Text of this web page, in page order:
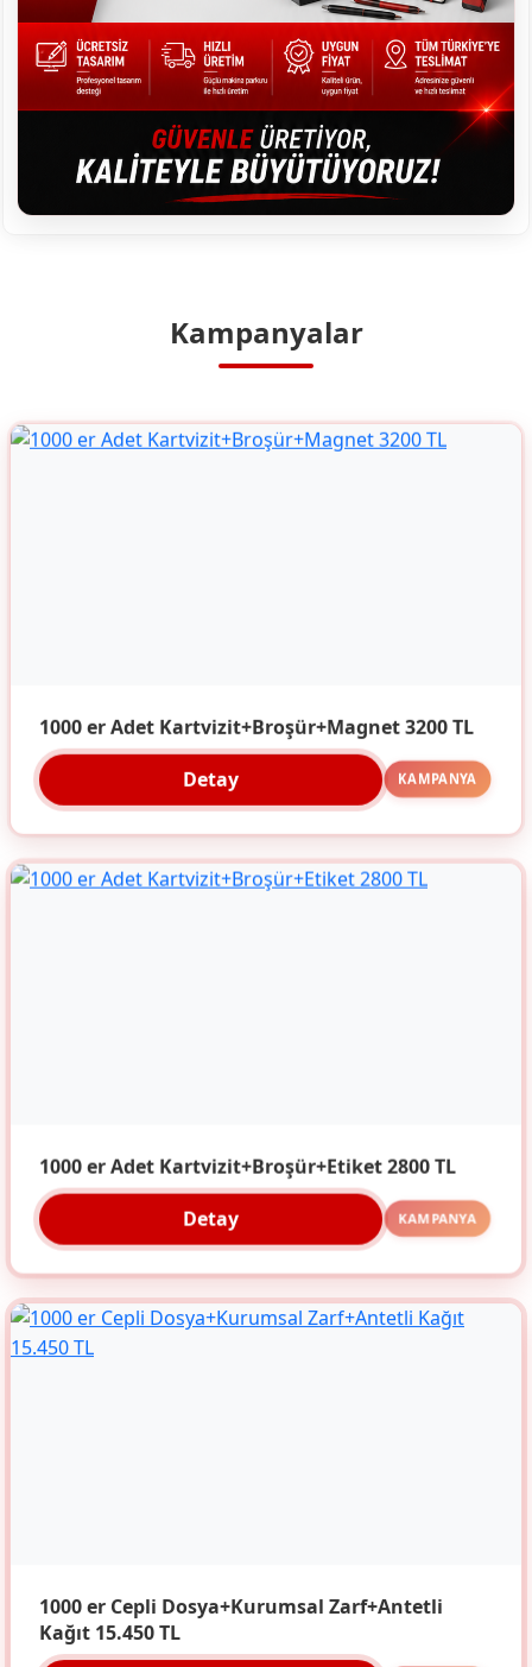
Kampanyalar
1000 er Adet Kartvizit+Broşür+Magnet 3200 TL
Detay KAMPANYA
1000 er Adet Kartvizit+Broşür+Etiket 2800 TL
Detay KAMPANYA
1000 er Cepli Dosya+Kurumsal Zarf+Antetli
Kağıt 15.450 TL